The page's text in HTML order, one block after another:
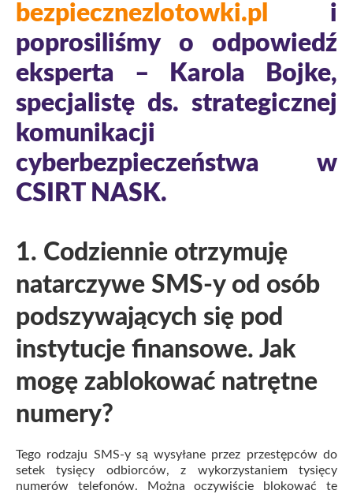
bezpiecznezlotowki.pl
i
poprosiliśmy o odpowiedź
eksperta – Karola Bojke,
specjalistę ds. strategicznej
komunikacji
cyberbezpieczeństwa w
CSIRT NASK.
1. Codziennie otrzymuję
natarczywe SMS-y od osób
podszywających się pod
instytucje finansowe. Jak
mogę zablokować natrętne
numery?
Tego rodzaju SMS-y są wysyłane przez przestępców do
setek tysięcy odbiorców, z wykorzystaniem tysięcy
numerów telefonów. Można oczywiście blokować te